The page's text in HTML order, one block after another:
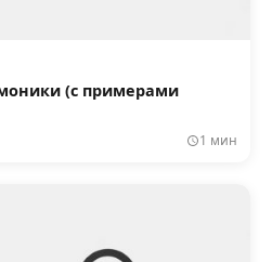
(с примерами
1 мин